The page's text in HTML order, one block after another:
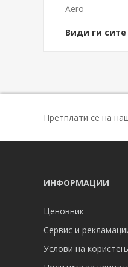
Aero
Види ги сите
Претплати се на
ИНФОРМАЦИИ
Ценовник
Сервис и
Услови на